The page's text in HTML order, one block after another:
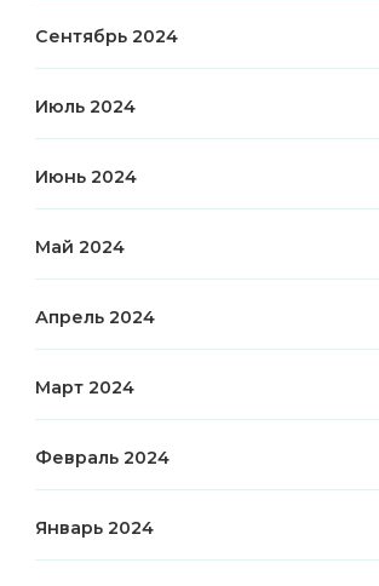
Сентябрь 2024
Июль 2024
Июнь 2024
Май 2024
Апрель 2024
Март 2024
Февраль 2024
Январь 2024